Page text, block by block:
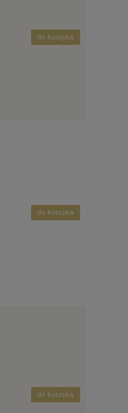
do koszyka
do koszyka
do koszyka